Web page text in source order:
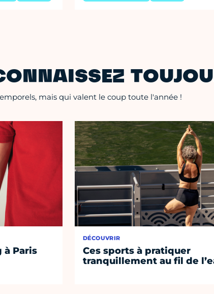
mais qui valent le coup toute l'année !
à Paris
DÉCOUVRIR
Ces sports à pratiquer
tranquillement au fil de